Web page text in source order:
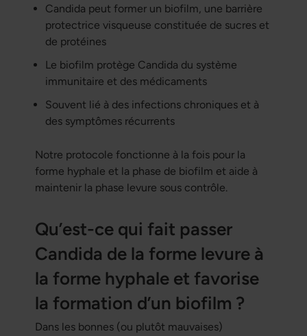
Candida peut former un biofilm, une barrière
protectrice visqueuse constituée de sucres et
de protéines
Le biofilm protège Candida du système
immunitaire et des médicaments
Souvent lié à des infections chroniques et à
des symptômes récurrents
Notre protocole fonctionne à la fois pour la
forme hyphale et la phase de biofilm et aide à
maintenir la phase levure sous contrôle.
Qu’est-ce qui fait passer
Candida de la forme levure à
la forme hyphale et favorise
la formation d’un biofilm ?
Dans les bonnes (ou plutôt mauvaises)